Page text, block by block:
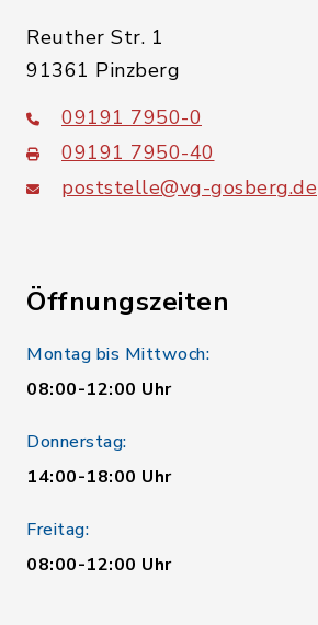
Reuther Str. 1
91361 Pinzberg
09191 7950-0
09191 7950-40
poststelle@vg-gosberg.de
Öffnungszeiten
Montag bis Mittwoch:
08:00-12:00 Uhr
Donnerstag:
14:00-18:00 Uhr
Freitag:
08:00-12:00 Uhr